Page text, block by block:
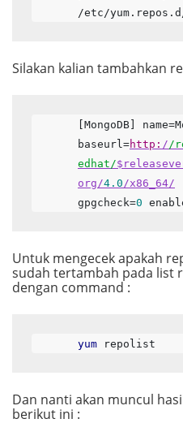
/etc/
Silakan kalian tambahkan
[MongoDB]
baseurl=http: //
edhat/
org/4.0/x86_64/
gpgcheck=0
Untuk mengecek apakah
sudah tertambah pada list
dengan command :
yum repolist
Dan nanti akan muncul
berikut ini :